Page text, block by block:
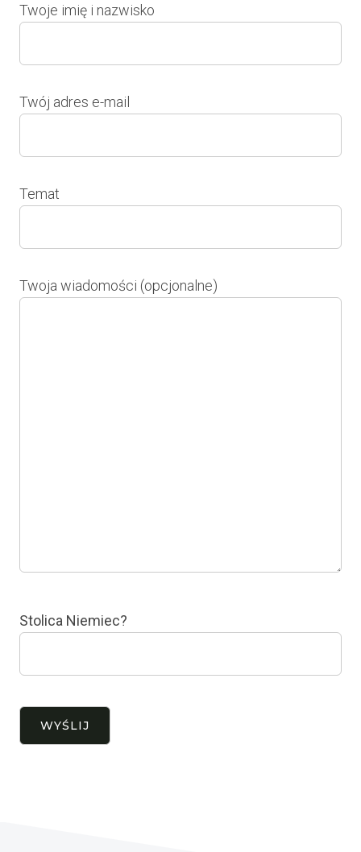
Twoje imię i nazwisko
Twój adres e-mail
Temat
Twoja wiadomości (opcjonalne)
Stolica Niemiec?